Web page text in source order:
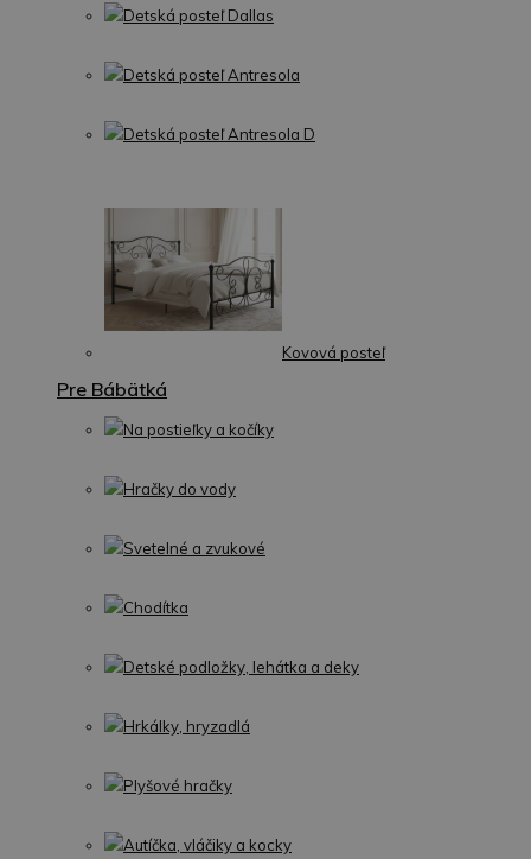
Detská posteľ Dallas
Detská posteľ Antresola
Detská posteľ Antresola D
Kovová posteľ
Pre Bábätká
Na postieľky a kočíky
Hračky do vody
Svetelné a zvukové
Chodítka
Detské podložky, lehátka a deky
Hrkálky, hryzadlá
Plyšové hračky
Autíčka, vláčiky a kocky